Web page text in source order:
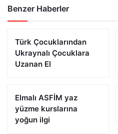
Benzer Haberler
Türk Çocuklarından
Ukraynalı Çocuklara
Uzanan El
Elmalı ASFİM yaz
yüzme kurslarına
yoğun ilgi